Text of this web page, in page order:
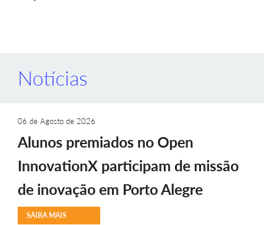
Notícias
06 de Agosto de 2026
Alunos premiados no Open
InnovationX participam de missão
de inovação em Porto Alegre
SAIBA MAIS